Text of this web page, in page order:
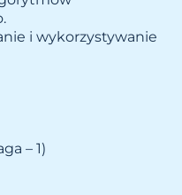
i wykorzystywanie
– 1)